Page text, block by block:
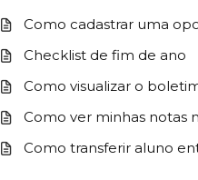
Como cadastrar uma
Checklist de fim de ano
Como visualizar o
Como ver minhas notas
Como transferir aluno